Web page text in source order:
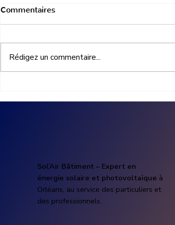
optimiser l’utilisation de
Commentaires
Rédigez un commentaire...
Sol’Air Bâtiment – Expert en
énergie solaire et photovoltaïque à
Orléans, au service des particuliers et
des professionnels.